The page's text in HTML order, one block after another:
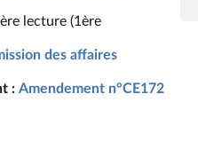
lecture (1ère
des affaires
: Amendement n°CE172